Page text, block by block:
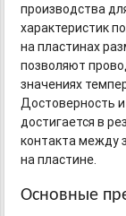
производства
характеристик
на пластинах
позволяют
значениях
Достоверность
достигается в
контакта между
на пластине.
Основные